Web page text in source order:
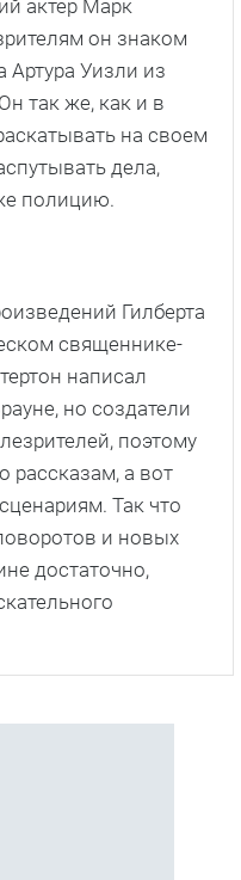
актер Марк
он знаком
Артура Уизли из
так же, как и в
на своем
дела,
полицию.
Гилберта
священнике-
написал
но создатели
поэтому
рассказам, а вот
Так что
и новых
достаточно,